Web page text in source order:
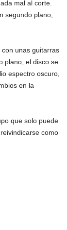
mal al corte.
segundo plano,
con unas guitarras
plano, el disco se
espectro oscuro,
en la
que solo puede
como